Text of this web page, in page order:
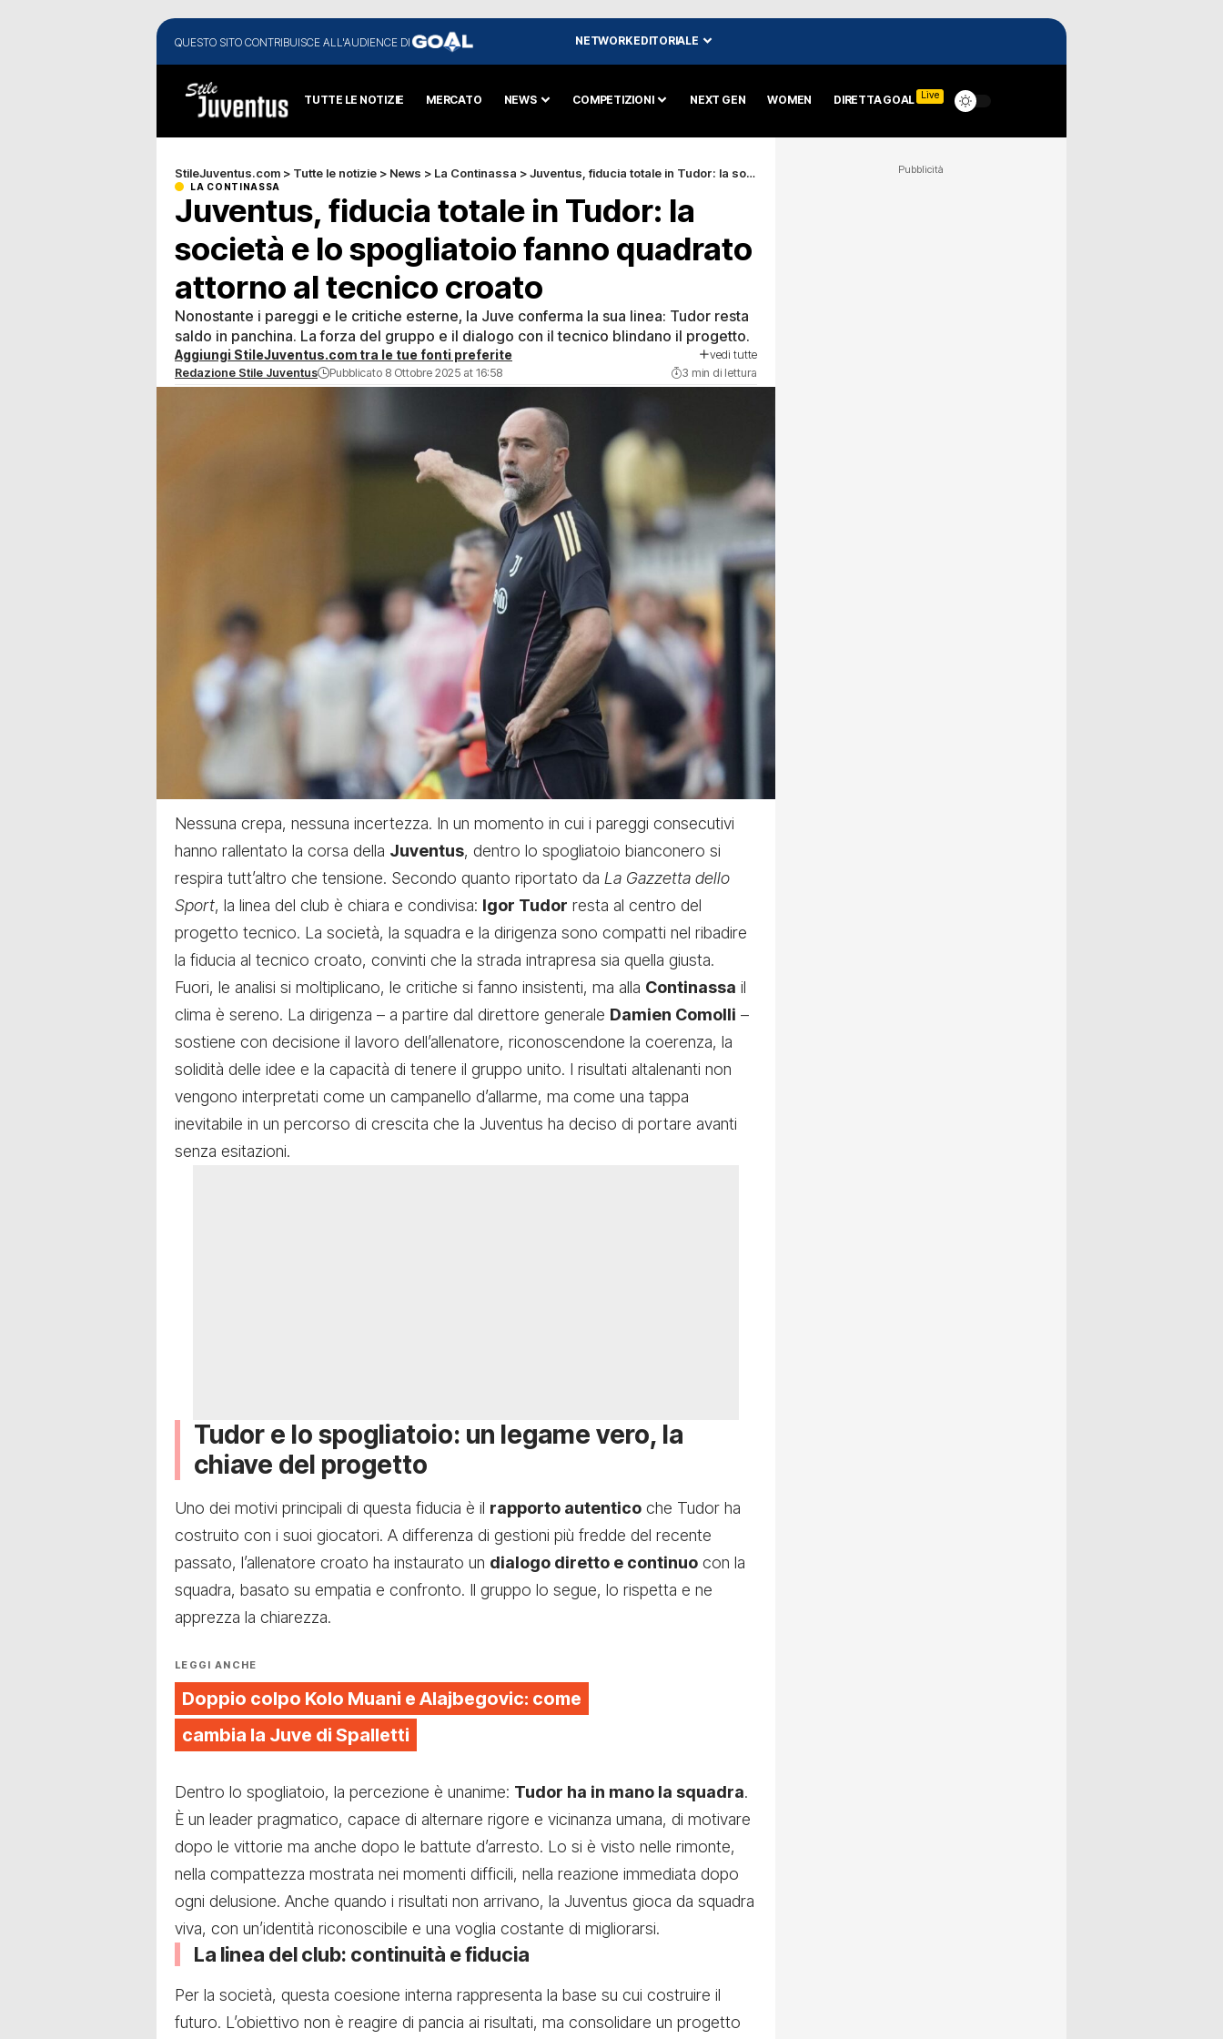
QUESTO SITO CONTRIBUISCE ALL'AUDIENCE DI NETWORK EDITORIALE
TUTTE LE NOTIZIE MERCATO NEWS COMPETIZIONI NEXT GEN WOMEN DIRETTA GOAL Live
StileJuventus.com > Tutte le notizie > News > La Continassa >Juventus, fiducia totale in Tudor: la società e lo spogliatoio fanno quadrato attorno al tecnico croato
LA CONTINASSA
Juventus, fiducia totale in Tudor: la
società e lo spogliatoio fanno quadrato
attorno al tecnico croato
Nonostante i pareggi e le critiche esterne, la Juve conferma la sua linea: Tudor resta
saldo in panchina. La forza del gruppo e il dialogo con il tecnico blindano il progetto.
Aggiungi StileJuventus.com tra le tue fonti preferite vedi tutte
Redazione Stile Juventus Pubblicato 8 Ottobre 2025 at 16:58 3 min di lettura
Nessuna crepa, nessuna incertezza. In un momento in cui i pareggi consecutivi
hanno rallentato la corsa della Juventus, dentro lo spogliatoio bianconero si
respira tutt’altro che tensione. Secondo quanto riportato da La Gazzetta dello
Sport, la linea del club è chiara e condivisa: Igor Tudor resta al centro del
progetto tecnico. La società, la squadra e la dirigenza sono compatti nel ribadire
la fiducia al tecnico croato, convinti che la strada intrapresa sia quella giusta.
Fuori, le analisi si moltiplicano, le critiche si fanno insistenti, ma alla Continassa il
clima è sereno. La dirigenza – a partire dal direttore generale Damien Comolli –
sostiene con decisione il lavoro dell’allenatore, riconoscendone la coerenza, la
solidità delle idee e la capacità di tenere il gruppo unito. I risultati altalenanti non
vengono interpretati come un campanello d’allarme, ma come una tappa
inevitabile in un percorso di crescita che la Juventus ha deciso di portare avanti
senza esitazioni.
Tudor e lo spogliatoio: un legame vero, la
chiave del progetto
Uno dei motivi principali di questa fiducia è il rapporto autentico che Tudor ha
costruito con i suoi giocatori. A differenza di gestioni più fredde del recente
passato, l’allenatore croato ha instaurato un dialogo diretto e continuo con la
squadra, basato su empatia e confronto. Il gruppo lo segue, lo rispetta e ne
apprezza la chiarezza.
LEGGI ANCHE
Doppio colpo Kolo Muani e Alajbegovic: come
cambia la Juve di Spalletti
Dentro lo spogliatoio, la percezione è unanime: Tudor ha in mano la squadra.
È un leader pragmatico, capace di alternare rigore e vicinanza umana, di motivare
dopo le vittorie ma anche dopo le battute d’arresto. Lo si è visto nelle rimonte,
nella compattezza mostrata nei momenti difficili, nella reazione immediata dopo
ogni delusione. Anche quando i risultati non arrivano, la Juventus gioca da squadra
viva, con un’identità riconoscibile e una voglia costante di migliorarsi.
La linea del club: continuità e fiducia
Per la società, questa coesione interna rappresenta la base su cui costruire il
futuro. L’obiettivo non è reagire di pancia ai risultati, ma consolidare un progetto
Pubblicità